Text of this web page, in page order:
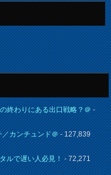
終わりにある出口戦略？＠-
／カンチュンド＠- 127,839
ルで遅い人必見！- 72,271